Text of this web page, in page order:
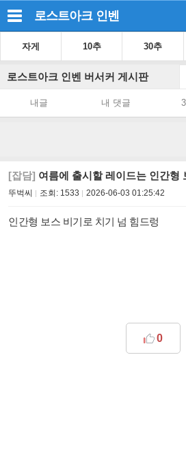
로스트아크 인벤
자게 10추 30추
로스트아크 인벤 버서커 게시판
내글 내 댓글
[잡담] 여름에 출시할 레이드는 인간형
뚜벅씨 조회: 1533 2026-06-03 01:25:42
인간형 보스 비기로 치기 넘 힘드렁
0